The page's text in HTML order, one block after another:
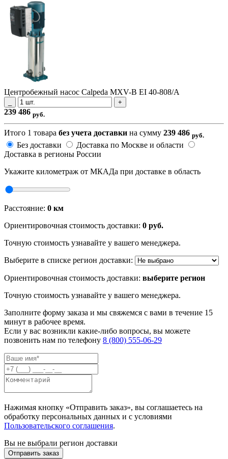
Центробежный насос Calpeda MXV-B EI 40-808/A
+
239​ 486 руб.
Итого 1 товара без учета доставки на сумму 239​ 486 руб.
Без доставки
Доставка по Москве и области
Доставка в регионы России
Укажите километраж от МКАДа при доставке в область
Расстояние: 0 км
Ориентировочная стоимость доставки: 0 руб.
Точную стоимость узнавайте у вашего менеджера.
Выберите в списке регион доставки:
Ориентировочная стоимость доставки: выберите регион
Точную стоимость узнавайте у вашего менеджера.
Заполните форму заказа и мы свяжемся с вами в течение 15
минут в рабочее время.
Если у вас возникли какие-либо вопросы, вы можете
позвонить нам по телефону 8 (800) 555-06-29
Нажимая кнопку «Отправить заказ», вы соглашаетесь на
обработку персональных данных и с условиями
Пользовательского соглашения.
Вы не выбрали регион доставки
Отправить заказ